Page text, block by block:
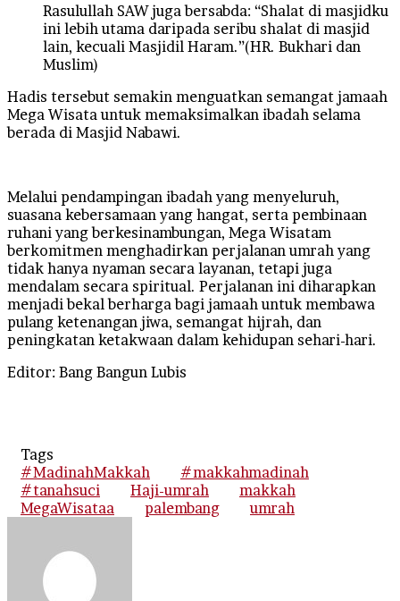
Rasulullah SAW juga bersabda: “Shalat di masjidku
ini lebih utama daripada seribu shalat di masjid
lain, kecuali Masjidil Haram.”(HR. Bukhari dan
Muslim)
Hadis tersebut semakin menguatkan semangat jamaah
Mega Wisata untuk memaksimalkan ibadah selama
berada di Masjid Nabawi.
Melalui pendampingan ibadah yang menyeluruh,
suasana kebersamaan yang hangat, serta pembinaan
ruhani yang berkesinambungan, Mega Wisatam
berkomitmen menghadirkan perjalanan umrah yang
tidak hanya nyaman secara layanan, tetapi juga
mendalam secara spiritual. Perjalanan ini diharapkan
menjadi bekal berharga bagi jamaah untuk membawa
pulang ketenangan jiwa, semangat hijrah, dan
peningkatan ketakwaan dalam kehidupan sehari-hari.
Editor: Bang Bangun Lubis
Tags
#MadinahMakkah
#makkahmadinah
#tanahsuci
Haji-umrah
makkah
MegaWisataa
palembang umrah